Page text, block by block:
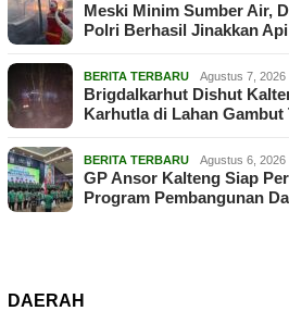
Meski Minim Sumber Air,
Polri Berhasil Jinakkan
BERITA TERBARU Agustus 7, 2026
Brigdalkarhut Dishut
Karhutla di Lahan Gambut
BERITA TERBARU Agustus 6, 2026
GP Ansor Kalteng Siap
Program Pembangunan
DAERAH